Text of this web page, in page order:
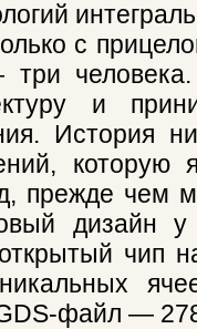
с
и
История
которую
прежде чем
дизайн
чип
файл —